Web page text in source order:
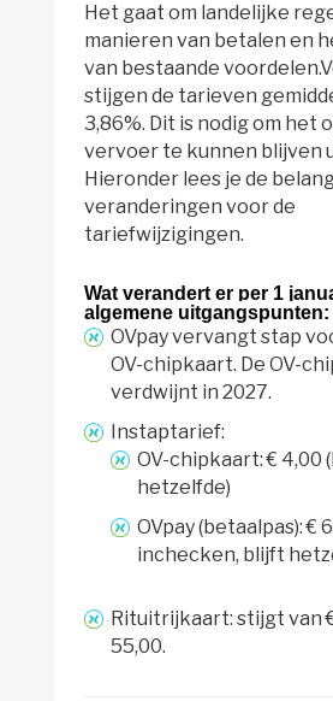
Het gaat om landelijke
manieren van betalen en
van bestaande
stijgen de tarieven
3,86%. Dit is nodig om het
vervoer te kunnen blijven
Hieronder lees je de
veranderingen voor de
tariefwijzigingen.
Wat verandert er per 1
algemene uitgangspunten:
OVpay vervangt stap
OV-chipkaart. De OV-
verdwijnt in 2027.
Instaptarief:
OV-chipkaart: € 4,00
hetzelfde)
OVpay (betaalpas): €
inchecken, blijft
Rituitrijkaart: stijgt van
55,00.